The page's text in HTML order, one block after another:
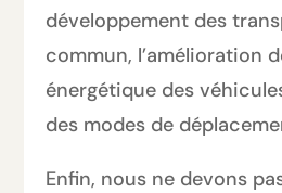
développement des
commun, l’amélioration
énergétique des
des modes de
Enfin, nous ne devons